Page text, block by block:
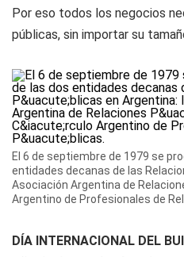
Por eso todos los negocios
públicas, sin importar su
El 6 de septiembre de 1979 se
entidades decanas de las
Asociación Argentina de
Argentino de Profesionales de
DÍA INTERNACIONAL DEL